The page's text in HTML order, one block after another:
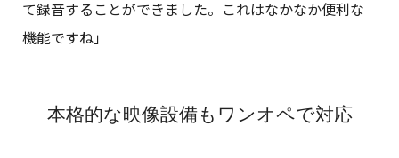
て録音することができました。これはなかなか便利な
機能ですね」
本格的な映像設備もワンオペで対応